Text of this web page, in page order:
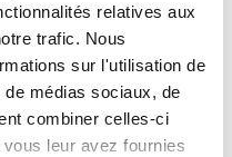
relatives aux
trafic. Nous
sur l'utilisation de
médias sociaux, de
combiner celles-ci
leur avez fournies
n° 567 –